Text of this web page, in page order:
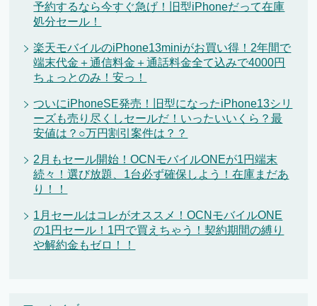
予約するなら今すぐ急げ！旧型iPhoneだって在庫
処分セール！
楽天モバイルのiPhone13miniがお買い得！2年間で
端末代金＋通信料金＋通話料金全て込みで4000円
ちょっとのみ！安っ！
ついにiPhoneSE発売！旧型になったiPhone13シリ
ーズも売り尽くしセールだ！いったいいくら？最
安値は？○万円割引案件は？？
2月もセール開始！OCNモバイルONEが1円端末
続々！選び放題、1台必ず確保しよう！在庫まだあ
り！！
1月セールはコレがオススメ！OCNモバイルONE
の1円セール！1円で買えちゃう！契約期間の縛り
や解約金もゼロ！！